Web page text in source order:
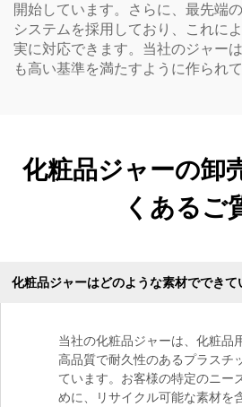
開始しています。さらに、最先端
システムを採用しており、これに
実に対応できます。当社のジャー
も高い基準を満たすように作られて
化粧品ジャーの卸
くあるご
化粧品ジャーはどのような素材でできて
当社の化粧品ジャーは、化粧品
高品質で耐久性のあるプラスチ
ています。お客様の特定のニー
めに、リサイクル可能な素材を